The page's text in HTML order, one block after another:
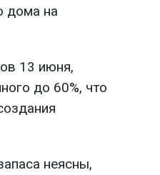
дома на
13 июня,
до 60%, что
неясны,